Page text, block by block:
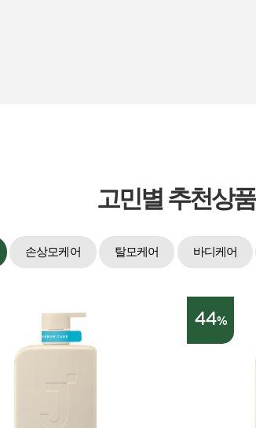
고민별 추천상품
손상모케어 탈모케어 바디케어
44%